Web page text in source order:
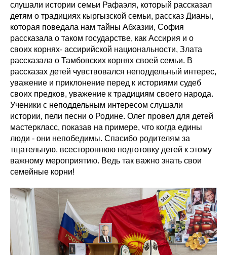
слушали истории семьи Рафаэля, который рассказал
детям о традициях кыргызской семьи, рассказ Дианы,
которая поведала нам тайны Абхазии, София
рассказала о таком государстве, как Ассирия и о
своих корнях- ассирийской национальности, Злата
рассказала о Тамбовских корнях своей семьи. В
рассказах детей чувствовался неподдельный интерес,
уважение и приклонение перед к историями судеб
своих предков, уважение к традициям своего народа.
Ученики с неподдельным интересом слушали
истории, пели песни о Родине. Олег провел для детей
мастеркласс, показав на примере, что когда едины
люди - они непобедимы. Спасибо родителям за
тщательную, всестороннюю подготовку детей к этому
важному мероприятию. Ведь так важно знать свои
семейные корни!